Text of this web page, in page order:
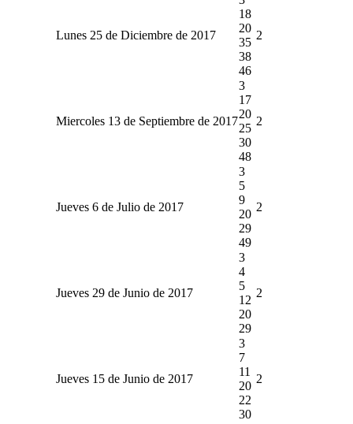
Lunes 25 de Diciembre de 2017
18
20
35
38
46
2
Miercoles 13 de Septiembre de 2017
3
17
20
25
30
48
2
Jueves 6 de Julio de 2017
3
5
9
20
29
49
2
Jueves 29 de Junio de 2017
3
4
5
12
20
29
2
Jueves 15 de Junio de 2017
3
7
11
20
22
30
2